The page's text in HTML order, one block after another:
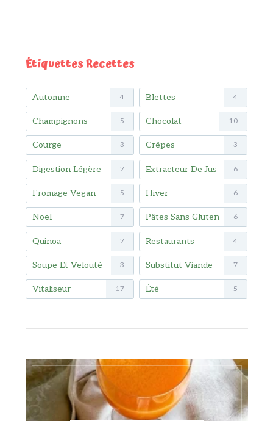
Étiquettes Recettes
Automne 4 Blettes 4
Champignons 5 Chocolat 10
Courge 3 Crêpes 3
Digestion Légère 7 Extracteur De Jus 6
Fromage Vegan 5 Hiver 6
Noël 7 Pâtes Sans Gluten 6
Quinoa 7 Restaurants 4
Soupe Et Velouté 3 Substitut Viande 7
Vitaliseur 17 Été 5